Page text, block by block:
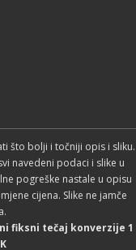
što bolji i točniji opis i sliku.
navedeni podaci i slike u
pogreške nastale u opisu
cijena. Slike ne jamče
fiksni tečaj konverzije 1